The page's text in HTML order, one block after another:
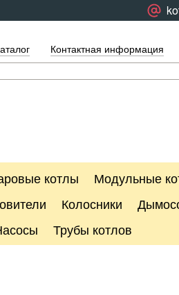
Контактная информация
котлы Модульные
Колосники
Трубы котлов